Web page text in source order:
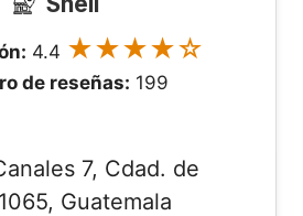
4.4 ★★★★☆
de reseñas: 199
7, Cdad. de
Guatemala